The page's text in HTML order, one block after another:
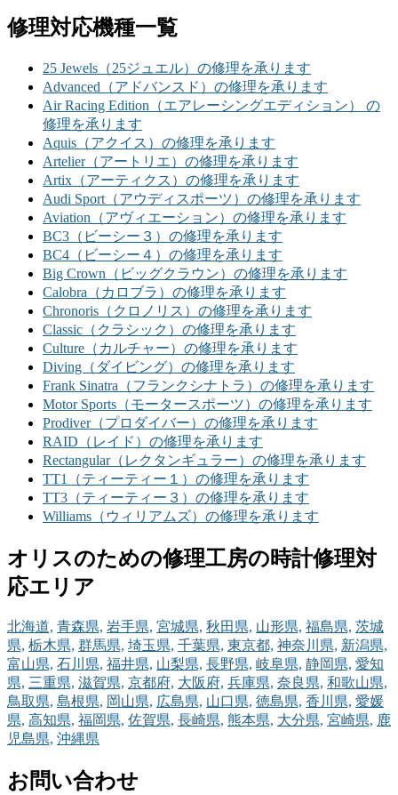
修理対応機種一覧
25 Jewels（25ジュエル）の修理を承ります
Advanced（アドバンスド）の修理を承ります
Air Racing Edition（エアレーシングエディション） の
修理を承ります
Aquis（アクイス）の修理を承ります
Artelier（アートリエ）の修理を承ります
Artix（アーティクス）の修理を承ります
Audi Sport（アウディスポーツ）の修理を承ります
Aviation（アヴィエーション）の修理を承ります
BC3（ビーシー３）の修理を承ります
BC4（ビーシー４）の修理を承ります
Big Crown（ビッグクラウン）の修理を承ります
Calobra（カロブラ）の修理を承ります
Chronoris（クロノリス）の修理を承ります
Classic（クラシック）の修理を承ります
Culture（カルチャー）の修理を承ります
Diving（ダイビング）の修理を承ります
Frank Sinatra（フランクシナトラ）の修理を承ります
Motor Sports（モータースポーツ）の修理を承ります
Prodiver（プロダイバー）の修理を承ります
RAID（レイド）の修理を承ります
Rectangular（レクタンギュラー）の修理を承ります
TT1（ティーティー１）の修理を承ります
TT3（ティーティー３）の修理を承ります
Williams（ウィリアムズ）の修理を承ります
オリスのための修理工房の時計修理対
応エリア
北海道, 青森県, 岩手県, 宮城県, 秋田県, 山形県, 福島県, 茨城
県, 栃木県, 群馬県, 埼玉県, 千葉県, 東京都, 神奈川県, 新潟県,
富山県, 石川県, 福井県, 山梨県, 長野県, 岐阜県, 静岡県, 愛知
県, 三重県, 滋賀県, 京都府, 大阪府, 兵庫県, 奈良県, 和歌山県,
鳥取県, 島根県, 岡山県, 広島県, 山口県, 徳島県, 香川県, 愛媛
県, 高知県, 福岡県, 佐賀県, 長崎県, 熊本県, 大分県, 宮崎県, 鹿
児島県, 沖縄県
お問い合わせ